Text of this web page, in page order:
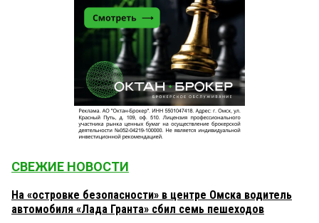
СВЕЖИЕ НОВОСТИ
На «островке безопасности» в центре Омска водитель
автомобиля «Лада Гранта» сбил семь пешеходов